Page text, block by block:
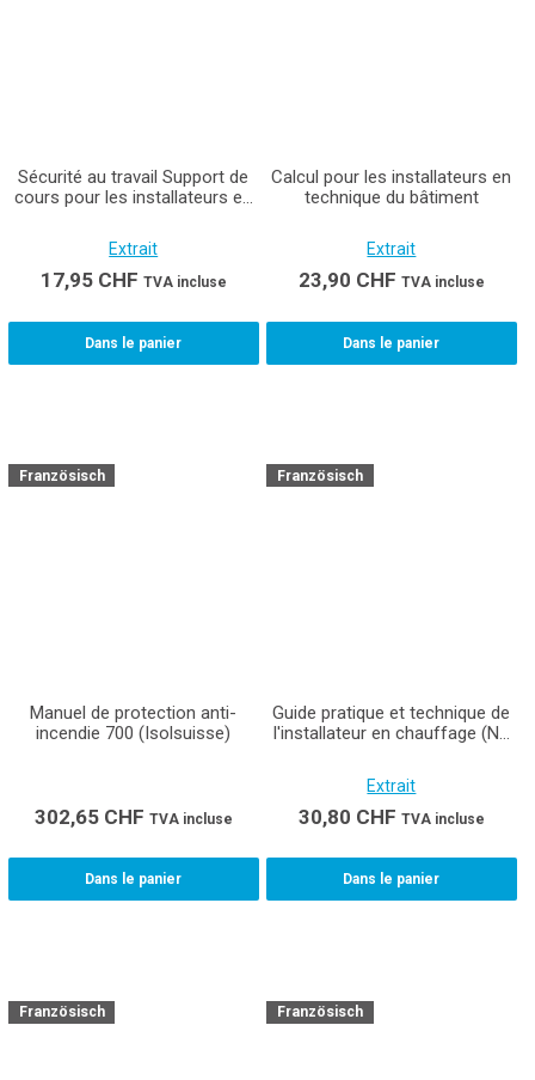
Sécurité au travail Support de
cours pour les installateurs en
CFC
Extrait
17,95 CHF TVA incluse
Dans le panier
Calcul pour les installateurs en
technique du bâtiment
Extrait
23,90 CHF TVA incluse
Dans le panier
Französisch
Manuel de protection anti-
incendie 700 (Isolsuisse)
302,65 CHF TVA incluse
Dans le panier
Französisch
Guide pratique et technique de
l'installateur en chauffage (Ne
travaux pratiques pour cours
interentreprises et
entreprises)
Extrait
30,80 CHF TVA incluse
Dans le panier
Französisch Französisch